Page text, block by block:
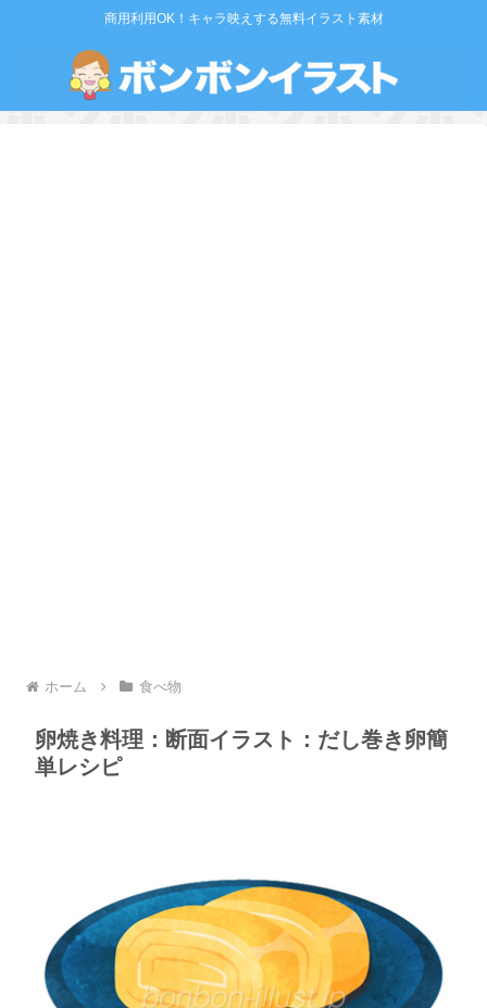
商用利用OK！キャラ映えする無料イラスト素材
ホーム 食べ物
卵焼き料理：断面イラスト：だし巻き卵簡
単レシピ